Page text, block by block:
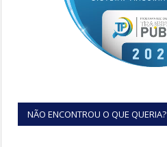
NÃO ENCONTROU O QUE QUERIA?